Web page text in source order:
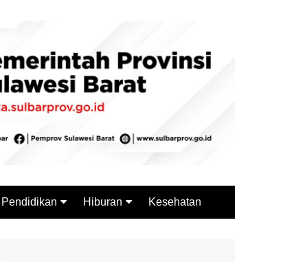
Pendidikan Hiburan Kesehatan